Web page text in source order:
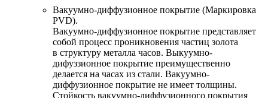
Вакуумно-диффузионное покрытие (Маркировка
PVD).
Вакуумно-диффузионное покрытие представляет
собой процесс проникновения частиц золота
в структуру металла часов. Выкуумно-
дифуззионное покрытие преимущественно
делается на часах из стали. Вакуумно-
диффузионное покрытие не имеет толщины.
Стойкость вакуумно-диффузионного покрытия